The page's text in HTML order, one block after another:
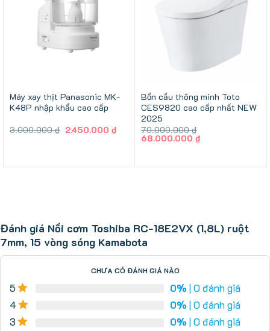
Máy xay thịt Panasonic MK-
K48P nhập khẩu cao cấp
3.000.000₫ Giá
2.450.000₫
Bồn cầu thông minh Toto
CES9820 cao cấp nhất NEW
2025
70.000.000₫
Giá
68.000.000₫Giá
68.000.000 ₫.
Đánh giá Nồi cơm Toshiba RC-18E2VX (1,8L) ruột
7mm, 15 vòng sóng Kamabota
CHƯA CÓ ĐÁNH GIÁ NÀO
5 0% | 0 đánh giá
4
0% | 0 đánh giá
3
0% | 0 đánh giá